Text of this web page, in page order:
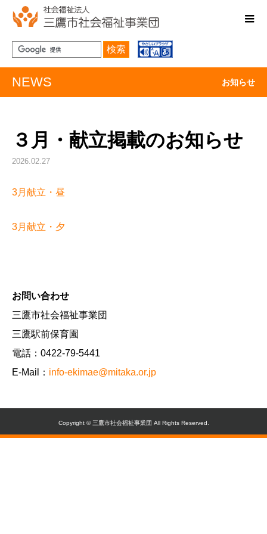
検索
NEWS お知らせ
３月・献立掲載のお知らせ
2026.02.27
3月献立・昼
3月献立・夕
お問い合わせ
三鷹市社会福祉事業団
三鷹駅前保育園
電話：0422-79-5441
E-Mail： info-ekimae@mitaka.or.jp
Copyright © 三鷹市社会福祉事業団 All Rights Reserved.